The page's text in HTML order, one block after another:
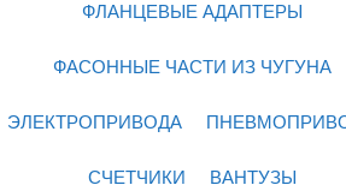
ФЛАНЦЕВЫЕ АДАПТЕРЫ
ФАСОННЫЕ ЧАСТИ ИЗ ЧУГУНА
ЭЛЕКТРОПРИВОДА
СЧЕТЧИКИ ВАНТУЗЫ